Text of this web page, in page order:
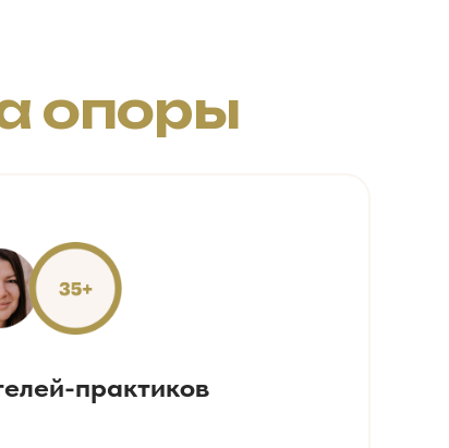
практиков
опоры